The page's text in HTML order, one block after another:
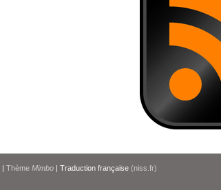
| Thème Mimbo | Traduction française (niss.fr)